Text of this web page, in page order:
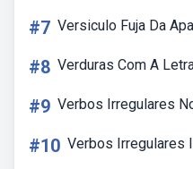
#7 Versiculo Fuja Da
#8 Verduras Com A
#9 Verbos Irregulares
#10 Verbos Irregulares